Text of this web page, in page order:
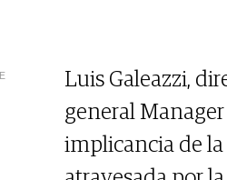
Luis Galeazzi,
general
implicancia de